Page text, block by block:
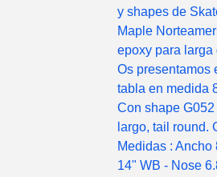
y shapes de
Maple
epoxy para larga
Os presentamos
tabla en medida
Con shape
largo, tail round.
Medidas :
14" WB - Nose